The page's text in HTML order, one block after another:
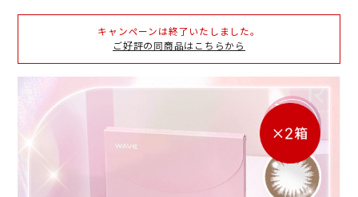
キャンペーンは終了いたしました。
ご好評の同商品はこちらから